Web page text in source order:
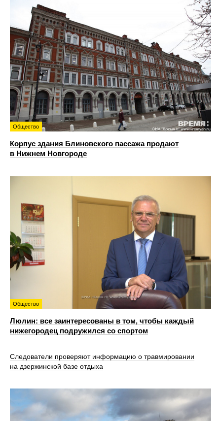
Общество
Корпус здания Блиновского пассажа продают
в Нижнем Новгороде
Общество
Люлин: все заинтересованы в том, чтобы каждый
нижегородец подружился со спортом
Следователи проверяют информацию о травмировании
на дзержинской базе отдыха